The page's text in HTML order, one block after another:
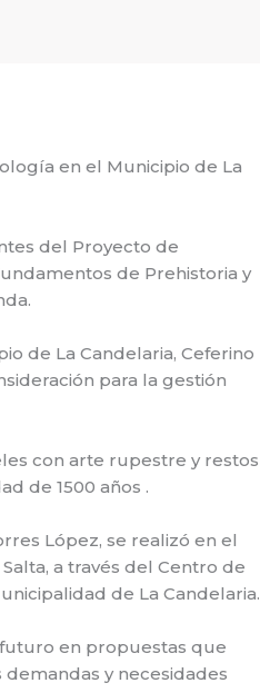
en el Municipio de La
del Proyecto de
de Prehistoria y
de La Candelaria, Ceferino
para la gestión
con arte rupestre y restos
de 1500 años .
López, se realizó en el
a través del Centro de
de La Candelaria.
en propuestas que
y necesidades